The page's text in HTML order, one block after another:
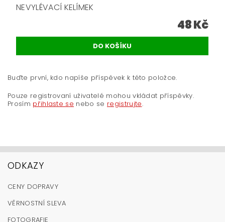
NEVYLÉVACÍ KELÍMEK
48 Kč
Buďte první, kdo napíše příspěvek k této položce.
Pouze registrovaní uživatelé mohou vkládat příspěvky.
Prosím přihlaste se nebo se registrujte.
ODKAZY
CENY DOPRAVY
VĚRNOSTNÍ SLEVA
FOTOGRAFIE